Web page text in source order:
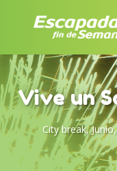
Vive un
City break,Junio